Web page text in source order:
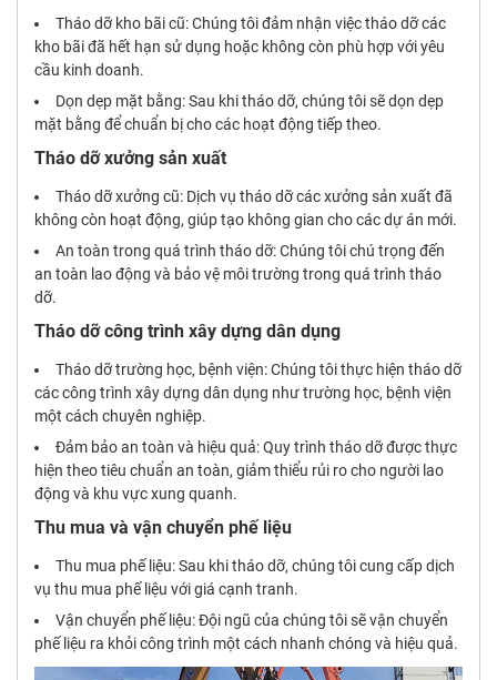
Tháo dỡ kho bãi cũ: Chúng tôi đảm nhận việc tháo dỡ các
kho bãi đã hết hạn sử dụng hoặc không còn phù hợp với yêu
cầu kinh doanh.
Dọn dẹp mặt bằng: Sau khi tháo dỡ, chúng tôi sẽ dọn dẹp
mặt bằng để chuẩn bị cho các hoạt động tiếp theo.
Tháo dỡ xưởng sản xuất
Tháo dỡ xưởng cũ: Dịch vụ tháo dỡ các xưởng sản xuất đã
không còn hoạt động, giúp tạo không gian cho các dự án mới.
An toàn trong quá trình tháo dỡ: Chúng tôi chú trọng đến
an toàn lao động và bảo vệ môi trường trong quá trình tháo
dỡ.
Tháo dỡ công trình xây dựng dân dụng
Tháo dỡ trường học, bệnh viện: Chúng tôi thực hiện tháo dỡ
các công trình xây dựng dân dụng như trường học, bệnh viện
một cách chuyên nghiệp.
Đảm bảo an toàn và hiệu quả: Quy trình tháo dỡ được thực
hiện theo tiêu chuẩn an toàn, giảm thiểu rủi ro cho người lao
động và khu vực xung quanh.
Thu mua và vận chuyển phế liệu
Thu mua phế liệu: Sau khi tháo dỡ, chúng tôi cung cấp dịch
vụ thu mua phế liệu với giá cạnh tranh.
Vận chuyển phế liệu: Đội ngũ của chúng tôi sẽ vận chuyển
phế liệu ra khỏi công trình một cách nhanh chóng và hiệu quả.